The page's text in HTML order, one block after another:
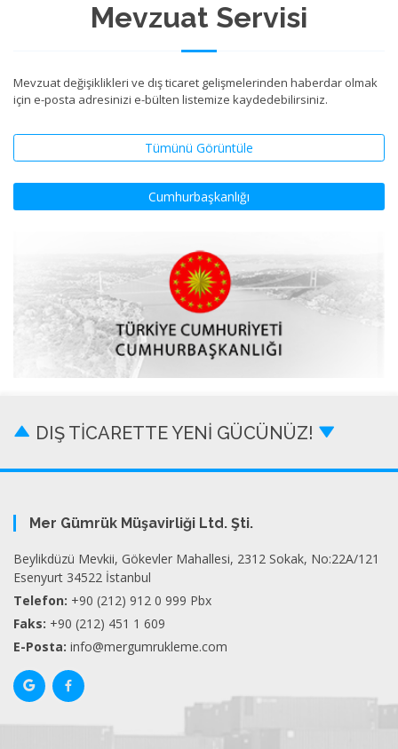
Mevzuat Servisi
Mevzuat değişiklikleri ve dış ticaret gelişmelerinden haberdar olmak
için e-posta adresinizi e-bülten listemize kaydedebilirsiniz.
Tümünü Görüntüle
Cumhurbaşkanlığı
DIŞ TİCARETTE YENİ GÜCÜNÜZ!
Mer Gümrük Müşavirliği Ltd. Şti.
Beylikdüzü Mevkii, Gökevler Mahallesi, 2312 Sokak, No:22A/121
Esenyurt 34522 İstanbul
Telefon: +90 (212) 912 0 999 Pbx
Faks: +90 (212) 451 1 609
E-Posta: info@mergumrukleme.com